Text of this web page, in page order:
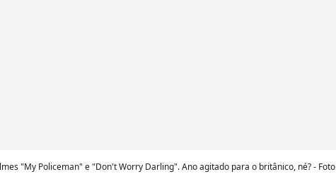
"My Policeman" e "Don't Worry Darling". Ano agitado para o britânico, né? - Foto